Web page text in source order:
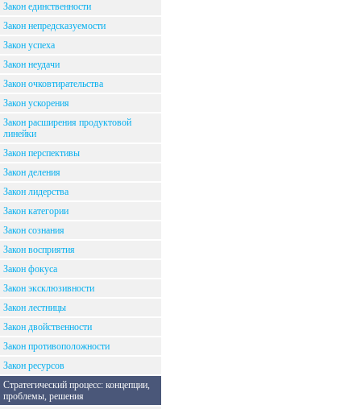
Закон единственности
Закон непредсказуемости
Закон успеха
Закон неудачи
Закон очковтирательства
Закон ускорения
Закон расширения продуктовой
линейки
Закон перспективы
Закон деления
Закон лидерства
Закон категории
Закон сознания
Закон восприятия
Закон фокуса
Закон эксклюзивности
Закон лестницы
Закон двойственности
Закон противоположности
Закон ресурсов
Стратегический процесс: концепции,
проблемы, решения